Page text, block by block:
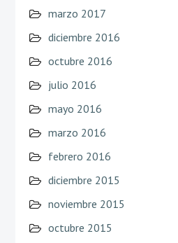
marzo 2017
diciembre 2016
octubre 2016
julio 2016
mayo 2016
marzo 2016
febrero 2016
diciembre 2015
noviembre 2015
octubre 2015